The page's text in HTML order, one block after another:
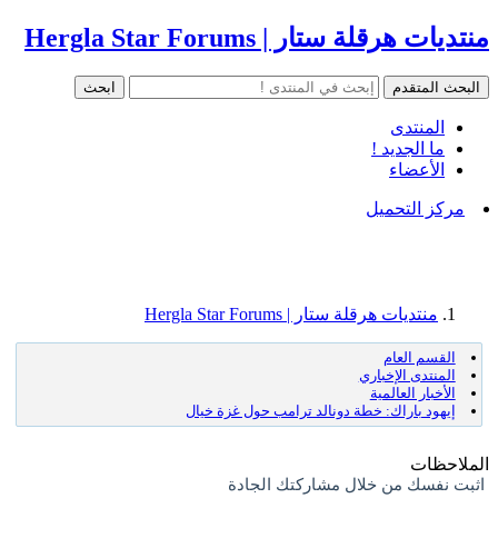
منتديات هرقلة ستار | Hergla Star Forums
المنتدى
ما الجديد !
الأعضاء
مركز التحميل
منتديات هرقلة ستار | Hergla Star Forums
القسم العام
المنتدى الإخباري
الأخبار العالمية
إيهود باراك: خطة دونالد ترامب حول غزة خيال
الملاحظات
اثبت نفسك من خلال مشاركتك الجادة